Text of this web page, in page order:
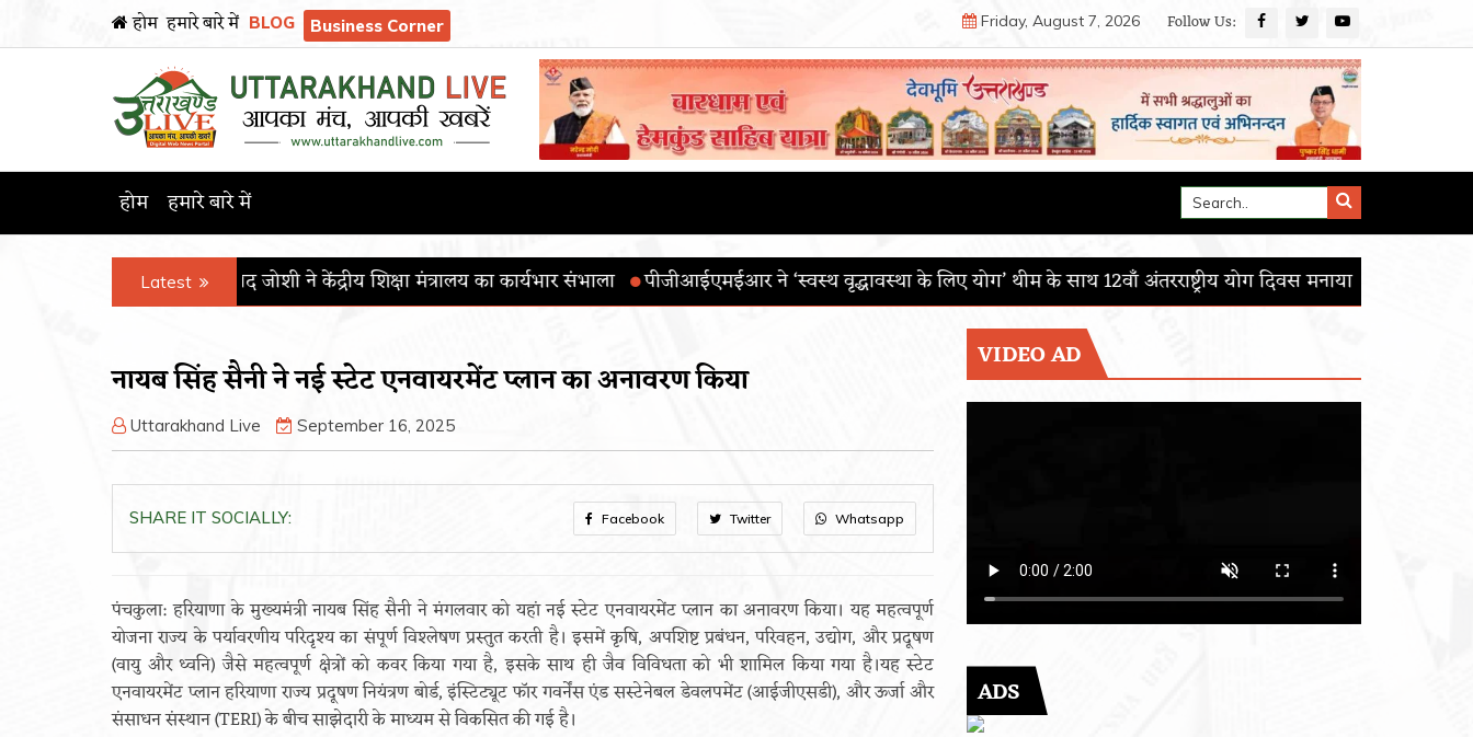
होम हमारे बारे में BLOG Business Corner Friday, August 7, 2026 Follow Us:
होम हमारे बारे में
Latest
जोशी ने केंद्रीय शिक्षा मंत्रालय का कार्यभार संभाला पीजीआईएमईआर ने ‘स्वस्थ वृद्धावस्था के लिए योग’ थीम के साथ 12वाँ अंतरराष्ट्रीय योग दिवस मनाया आई.आई.एस.ई.आर. मोहाली का 15वाँ
नायब सिंह सैनी ने नई स्टेट एनवायरमेंट प्लान का अनावरण किया
Uttarakhand Live September 16, 2025
SHARE IT SOCIALLY: Facebook Twitter Whatsapp
पंचकुला: हरियाणा के मुख्यमंत्री नायब सिंह सैनी ने मंगलवार को यहां नई स्टेट एनवायरमेंट प्लान का अनावरण किया। यह महत्वपूर्ण
योजना राज्य के पर्यावरणीय परिदृश्य का संपूर्ण विश्लेषण प्रस्तुत करती है। इसमें कृषि, अपशिष्ट प्रबंधन, परिवहन, उद्योग, और प्रदूषण
(वायु और ध्वनि) जैसे महत्वपूर्ण क्षेत्रों को कवर किया गया है, इसके साथ ही जैव विविधता को भी शामिल किया गया है।यह स्टेट
एनवायरमेंट प्लान हरियाणा राज्य प्रदूषण नियंत्रण बोर्ड, इंस्टिट्यूट फॉर गवर्नेंस एंड सस्टेनेबल डेवलपमेंट (आईजीएसडी), और ऊर्जा और
संसाधन संस्थान (TERI) के बीच साझेदारी के माध्यम से विकसित की गई है।
VIDEO AD
ADS